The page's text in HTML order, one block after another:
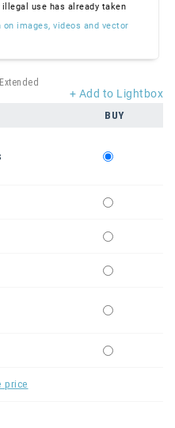
use has already taken
images, videos and vector
+ Add to Lightbox
BUY
price